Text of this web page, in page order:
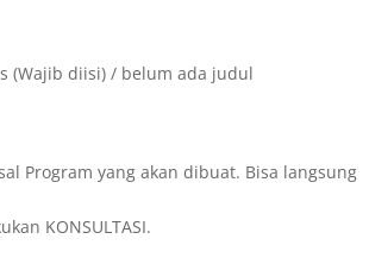
(Wajib diisi) / belum ada judul
Program yang akan dibuat. Bisa langsung
KONSULTASI.